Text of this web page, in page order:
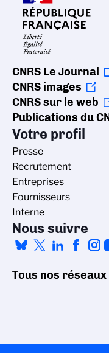
CNRS Le Journal
CNRS images
CNRS sur le web
Publications du
Votre profil
Presse
Recrutement
Entreprises
Fournisseurs
Interne
Nous suivre
Tous nos